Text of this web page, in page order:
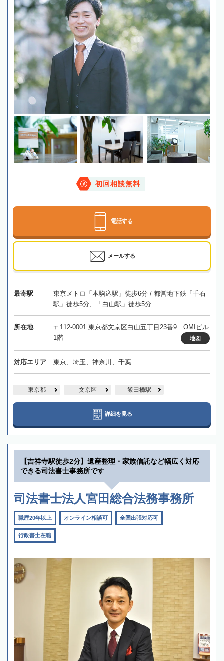
初回相談無料
電話する
メールする
最寄駅
東京メトロ「本駒込駅」徒歩6分 / 都営地下鉄「千石
駅」徒歩5分、「白山駅」徒歩5分
所在地
〒112-0001 東京都文京区白山五丁目23番9 OMIビル
1階
地図
対応エリア 東京、埼玉、神奈川、千葉
東京都 文京区 飯田橋駅
詳細を見る
【吉祥寺駅徒歩2分】遺産整理・家族信託など幅広く対応
できる司法書士事務所です
司法書士法人宮田総合法務事務所
職歴20年以上 オンライン相談可 全国出張対応可
行政書士在籍